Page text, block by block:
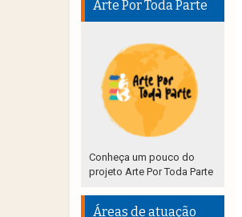
Arte Por Toda Parte
Conheça um pouco do
projeto Arte Por Toda Parte
Áreas de atuação